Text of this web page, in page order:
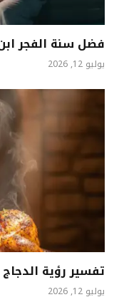
فضل سنة الفجر
يوليو 12, 2026
تفسير رؤية
يوليو 12, 2026